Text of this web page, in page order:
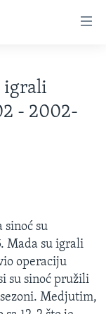
igrali
- 2002-
sinoć su
Mada su igrali
operaciju
su sinoć pružili
Medjutim,